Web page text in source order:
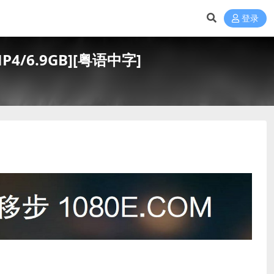
登录
6.9GB][粤语中字]